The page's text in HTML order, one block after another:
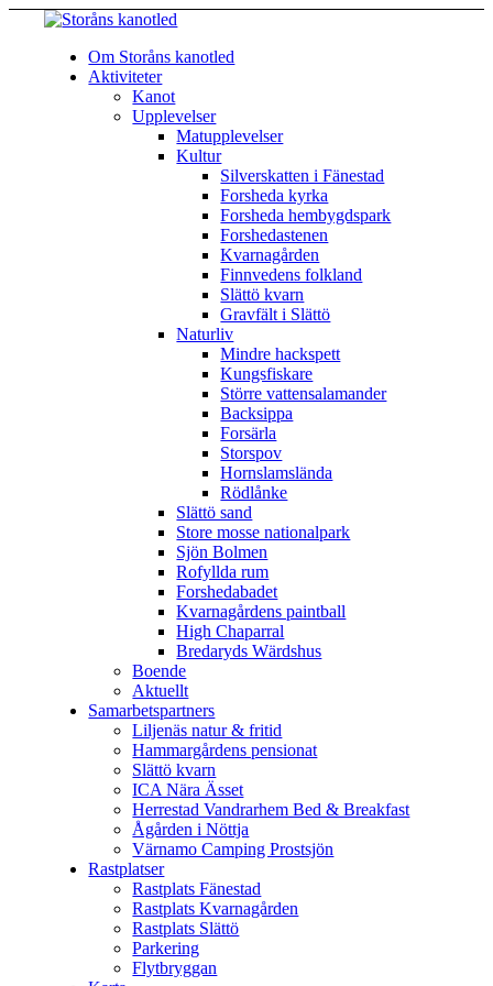
Om Storåns kanotled
Aktiviteter
Kanot
Upplevelser
Matupplevelser
Kultur
Silverskatten i Fänestad
Forsheda kyrka
Forsheda hembygdspark
Forshedastenen
Kvarnagården
Finnvedens folkland
Slättö kvarn
Gravfält i Slättö
Naturliv
Mindre hackspett
Kungsfiskare
Större vattensalamander
Backsippa
Forsärla
Storspov
Hornslamslända
Rödlånke
Slättö sand
Store mosse nationalpark
Sjön Bolmen
Rofyllda rum
Forshedabadet
Kvarnagårdens paintball
High Chaparral
Bredaryds Wärdshus
Boende
Aktuellt
Samarbetspartners
Liljenäs natur & fritid
Hammargårdens pensionat
Slättö kvarn
ICA Nära Ässet
Herrestad Vandrarhem Bed & Breakfast
Ågården i Nöttja
Värnamo Camping Prostsjön
Rastplatser
Rastplats Fänestad
Rastplats Kvarnagården
Rastplats Slättö
Parkering
Flytbryggan